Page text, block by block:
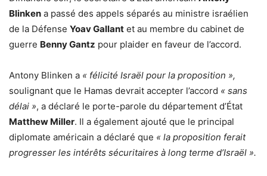
Blinken a passé des appels séparés au ministre israélien
de la Défense Yoav Gallant et au membre du cabinet de
guerre Benny Gantz pour plaider en faveur de l’accord.
Antony Blinken a « félicité Israël pour la proposition »,
soulignant que le Hamas devrait accepter l’accord « sans
délai », a déclaré le porte-parole du département d’État
Matthew Miller. Il a également ajouté que le principal
diplomate américain a déclaré que « la proposition ferait
progresser les intérêts sécuritaires à long terme d’Israël ».